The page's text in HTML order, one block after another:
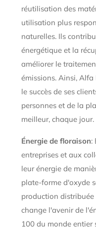
réutilisation des
utilisation plus
naturelles. Ils
énergétique et la
améliorer le
émissions. Ainsi,
le succès de ses
personnes et de la
meilleur, chaque jour.
Énergie de floraison:
entreprises et aux
leur énergie de
plate-forme d'oxyde
production
change l'avenir de
100 du monde entier